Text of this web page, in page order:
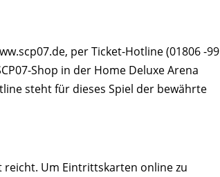
per Ticket-Hotline (01806 -99
Shop in der Home Deluxe Arena
steht für dieses Spiel der bewährte
Um Eintrittskarten online zu